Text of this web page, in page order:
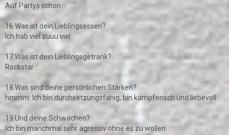
Auf Partys schon
16.Was ist dein Lieblingsessen?
Ich hab viel zuuu viel
17.Was ist dein Lieblingsgetränk?
Rockstar
18.Was sind deine persönlichen Stärken?
hmmm. Ich bin durchsetzungsfähig, bin kämpferisch und liebevoll
19.Und deine Schwächen?
Ich bin manchmal sehr agressiv ohne es zu wollen